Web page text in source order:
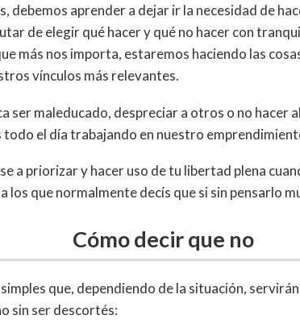
debemos aprender a dejar ir la necesidad de
de elegir qué hacer y qué no hacer con
más nos importa, estaremos haciendo las
vínculos más relevantes.
ser maleducado, despreciar a otros o no hacer
el día trabajando en nuestro
a priorizar y hacer uso de tu libertad plena
los que normalmente decís que si sin pensarlo
Cómo decir que no
que, dependiendo de la situación,
sin ser descortés: